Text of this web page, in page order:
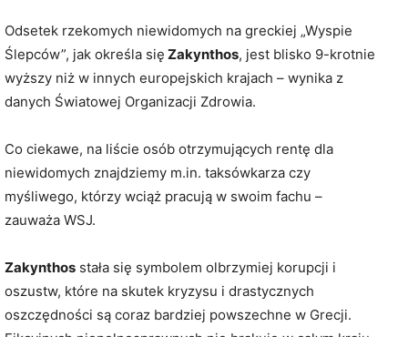
Odsetek rzekomych niewidomych na greckiej „Wyspie
Ślepców”, jak określa się Zakynthos, jest blisko 9-krotnie
wyższy niż w innych europejskich krajach – wynika z
danych Światowej Organizacji Zdrowia.
Co ciekawe, na liście osób otrzymujących rentę dla
niewidomych znajdziemy m.in. taksówkarza czy
myśliwego, którzy wciąż pracują w swoim fachu –
zauważa WSJ.
Zakynthos stała się symbolem olbrzymiej korupcji i
oszustw, które na skutek kryzysu i drastycznych
oszczędności są coraz bardziej powszechne w Grecji.